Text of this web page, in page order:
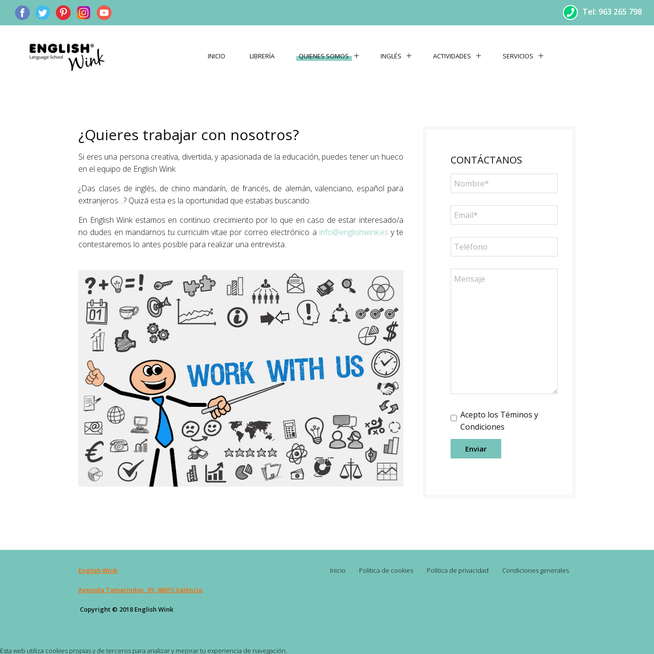
Tel: 963 265 798
INICIO LIBRERÍA QUIENES SOMOS INGLÉS ACTIVIDADES SERVICIOS
¿Quieres trabajar con nosotros?
Si eres una persona creativa, divertida, y apasionada de la educación, puedes tener un hueco
en el equipo de English Wink.
¿Das clases de inglés, de chino mandarín, de francés, de alemán, valenciano, español para
extranjeros…? Quizá esta es la oportunidad que estabas buscando.
En English Wink estamos en continuo crecimiento por lo que en caso de estar interesado/a
no dudes en mandarnos tu curriculm vitae por correo electrónico a info@englishwink.es y te
contestaremos lo antes posible para realizar una entrevista.
CONTÁCTANOS
Acepto los Téminos y
Condiciones
Enviar
English Wink
Avenida Tamarindos, 39, 46015 València
Copyright © 2018 English Wink
Inicio Política de cookies Política de privacidad Condiciones generales
Esta web utiliza cookies propias y de terceros para analizar y mejorar tu experiencia de navegación.